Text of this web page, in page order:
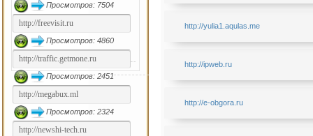
Просмотров: 7504
Просмотров: 4860
Просмотров: 2451
Просмотров: 2324
http://yulia1.aqulas.me
http://ipweb.ru
http://e-obgora.ru